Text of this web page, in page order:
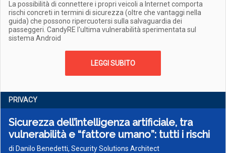
La possibilità di connettere i propri veicoli a Internet comporta
rischi concreti in termini di sicurezza (oltre che vantaggi nella
guida) che possono ripercuotersi sulla salvaguardia dei
passeggeri. CandyRE l'ultima vulnerabilità sperimentata sul
sistema Android
LEGGI SUBITO
PRIVACY
Sicurezza dell’intelligenza artificiale, tra
vulnerabilità e “fattore umano”: tutti i rischi
di Danilo Benedetti, Security Solutions Architect